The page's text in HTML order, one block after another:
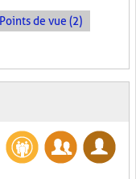
Points de vue (2)